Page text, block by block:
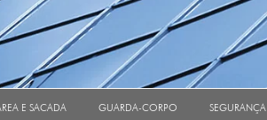
E SACADA GUARDA-CORPO SEGURANÇA